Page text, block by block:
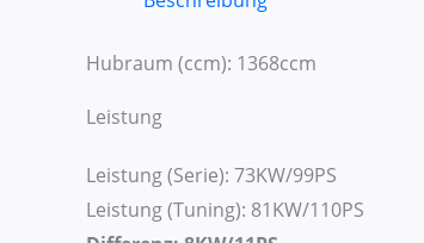
Hubraum (ccm): 1368ccm
Leistung
Leistung (Serie): 73KW/99PS
Leistung (Tuning): 81KW/110PS